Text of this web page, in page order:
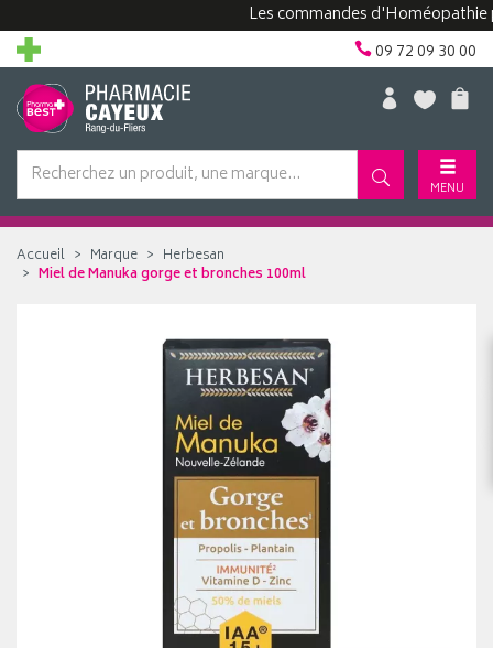
Les commandes d'Homéopathie
09 72 09 30 00
MENU
Accueil Marque
Herbesan
Miel de Manuka gorge et bronches 100ml